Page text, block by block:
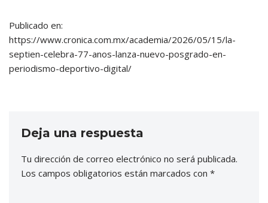
Publicado en:
https://www.cronica.com.mx/academia/2026/05/15/la-
septien-celebra-77-anos-lanza-nuevo-posgrado-en-
periodismo-deportivo-digital/
Deja una respuesta
Tu dirección de correo electrónico no será publicada.
Los campos obligatorios están marcados con *